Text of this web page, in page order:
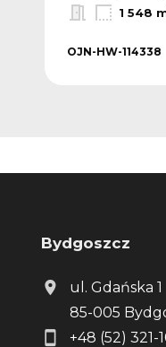
1 548
OJN-HW-114338
Bydgoszcz
ul. Gdańska 1
85-005
+48 (52) 321-